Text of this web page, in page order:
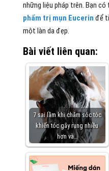
những liệu pháp trên. Bạn
phẩm trị mụn Eucerin để
một làn da đẹp.
Bài viết liên quan:
7 sai lầm khi chăm sóc tóc
khiến tóc gãy rụng nhiều
hơn và…